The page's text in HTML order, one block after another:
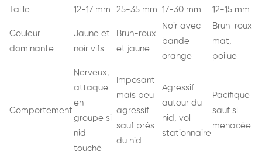
Taille 12-17 mm 25-35 mm 17-30 mm 12-15 mm
Couleur
dominante
Jaune et
noir vifs
Brun-roux
et jaune
Noir avec
bande
orange
Brun-roux
mat,
poilue
Comportement
Nerveux,
attaque
en
groupe si
nid
touché
Imposant
mais peu
agressif
sauf près
du nid
Agressif
autour du
nid, vol
stationnaire
Pacifique
sauf si
menacée